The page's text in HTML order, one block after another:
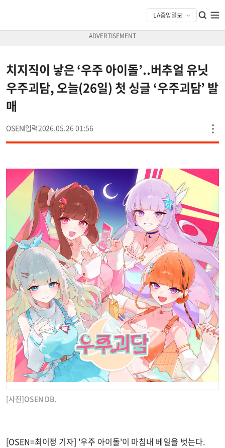
치지직이 낳은 ‘우주 아이돌’..버추얼 유닛
우주괴담, 오늘(26일) 첫 싱글 ‘우주괴담’ 발
매
OSEN 2026.05.26 01:56
[사진]OSEN DB.
[OSEN=최이정 기자] '우주 아이돌'이 마침내 베일을 벗는다.